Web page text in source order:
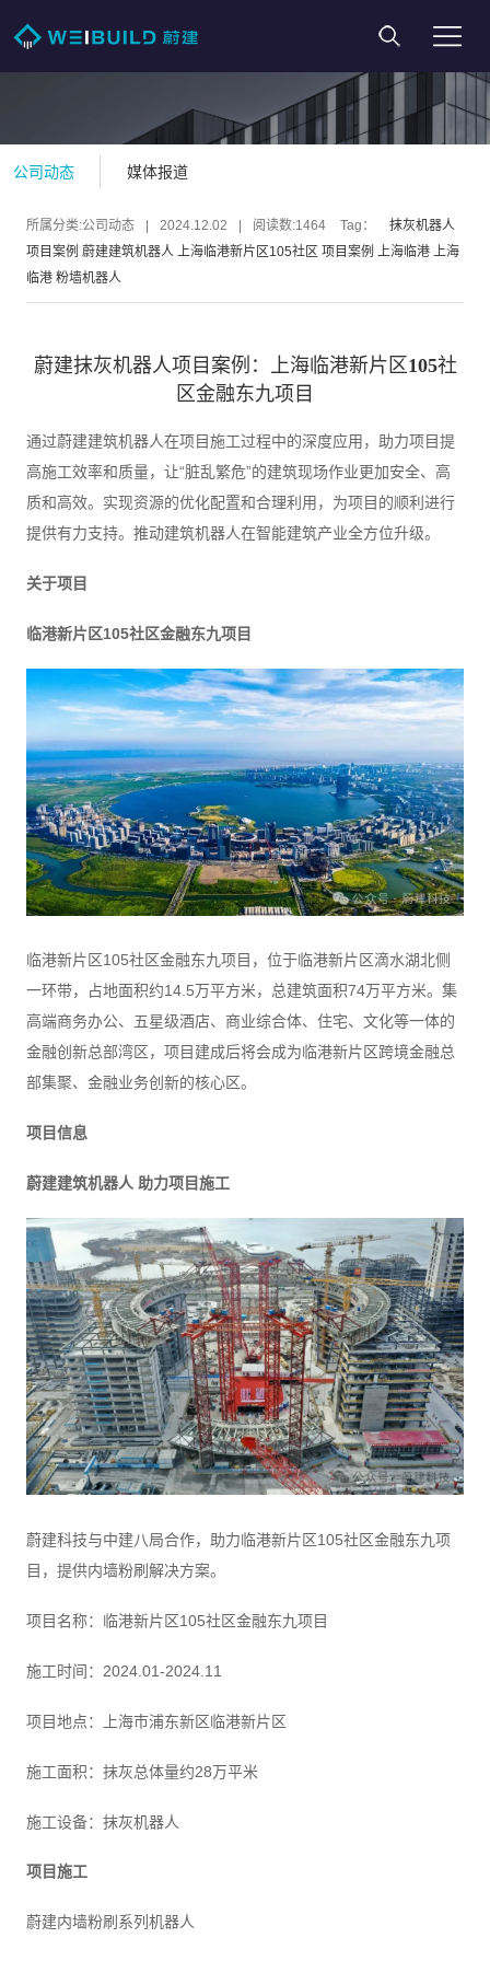
公司动态 媒体报道
所属分类:公司动态 2024.12.02 阅读数:1464 Tag：
抹灰机器人
项目案例 蔚建建筑机器人 上海临港新片区105社区 项目案例 上海临港 上海
临港 粉墙机器人
蔚建抹灰机器人项目案例：上海临港新片区105社
区金融东九项目
通过蔚建建筑机器人在项目施工过程中的深度应用，助力项目提
高施工效率和质量，让“脏乱繁危”的建筑现场作业更加安全、高
质和高效。实现资源的优化配置和合理利用，为项目的顺利进行
提供有力支持。推动建筑机器人在智能建筑产业全方位升级。
关于项目
临港新片区105社区金融东九项目
临港新片区105社区金融东九项目，位于临港新片区滴水湖北侧
一环带，占地面积约14.5万平方米，总建筑面积74万平方米。集
高端商务办公、五星级酒店、商业综合体、住宅、文化等一体的
金融创新总部湾区，项目建成后将会成为临港新片区跨境金融总
部集聚、金融业务创新的核心区。
项目信息
蔚建建筑机器人 助力项目施工
蔚建科技与中建八局合作，助力临港新片区105社区金融东九项
目，提供内墙粉刷解决方案。
项目名称：临港新片区105社区金融东九项目
施工时间：2024.01-2024.11
项目地点：上海市浦东新区临港新片区
施工面积：抹灰总体量约28万平米
施工设备：抹灰机器人
项目施工
蔚建内墙粉刷系列机器人